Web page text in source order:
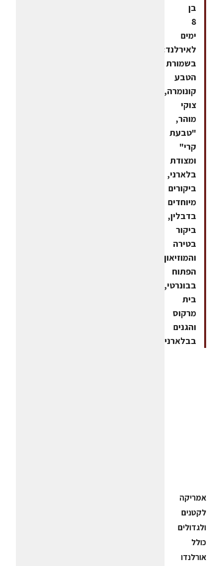
בן
8
ימים
לאירלנד:ביקור
בשמורת
הטבע
קונומרה,
צוקי
מוהר,
"טבעת
קרי"
ומצודת
בלארני,
ביקורים
מיוחדים
בדבלין,
ביקור
בטירה
והמוזיאון
הפתוח
בבונרטי,
בית
מרקוס
והגנים
בבלארני
אמריקה
לקטנים
ולגדולים
כולל
אורלנדו